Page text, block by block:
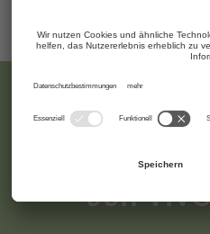
Top
von